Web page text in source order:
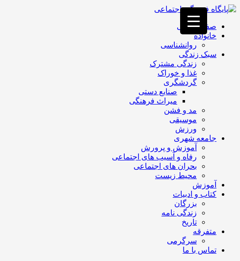
فصد
غرب
تهران
خشکشویی
تصفیه
تهران
صفحه اصلی
خانواده
روانشناسی
سبک زندگی
زندگی مشترک
غذا و خوراک
گردشگری
صنایع دستی
میراث فرهنگی
مد و فشن
موسیقی
ورزش
جامعه شهری
آموزش و پرورش
رفاه و آسیب های اجتماعی
بحران های اجتماعی
محیط زیست
آموزش
کتاب و ادبیات
بزرگان
زندگی نامه
تاریخ
متفرقه
سرگرمی
تماس با ما